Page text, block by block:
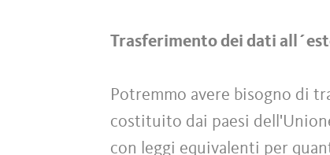
Trasferimento dei dati
Potremmo avere bisogno di
costituito dai paesi
con leggi equivalenti per